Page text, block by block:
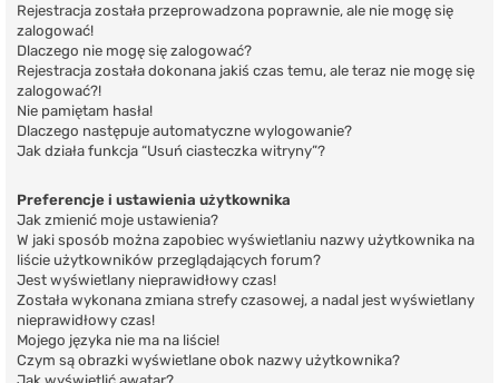
Rejestracja została przeprowadzona poprawnie, ale nie mogę się
zalogować!
Dlaczego nie mogę się zalogować?
Rejestracja została dokonana jakiś czas temu, ale teraz nie mogę się
zalogować?!
Nie pamiętam hasła!
Dlaczego następuje automatyczne wylogowanie?
Jak działa funkcja “Usuń ciasteczka witryny”?
Preferencje i ustawienia użytkownika
Jak zmienić moje ustawienia?
W jaki sposób można zapobiec wyświetlaniu nazwy użytkownika na
liście użytkowników przeglądających forum?
Jest wyświetlany nieprawidłowy czas!
Została wykonana zmiana strefy czasowej, a nadal jest wyświetlany
nieprawidłowy czas!
Mojego języka nie ma na liście!
Czym są obrazki wyświetlane obok nazwy użytkownika?